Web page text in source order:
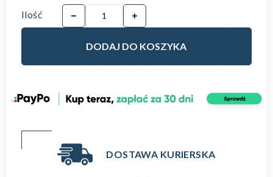
Ilość
DODAJ DO KOSZYKA
DOSTAWA KURIERSKA